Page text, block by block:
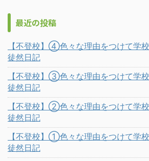
最近の投稿
【不登校】④色々な理由をつけて学
徒然日記
【不登校】③色々な理由をつけて学
徒然日記
【不登校】②色々な理由をつけて学
徒然日記
【不登校】①色々な理由をつけて学
徒然日記